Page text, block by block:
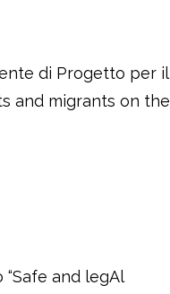
di Progetto per il
and migrants on the
and legAl